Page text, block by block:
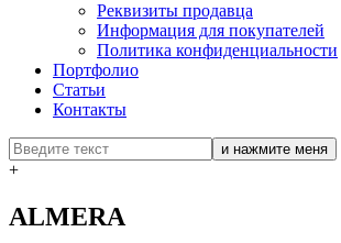
Реквизиты продавца
Информация для покупателей
Политика конфиденциальности
Портфолио
Статьи
Контакты
+
ALMERA